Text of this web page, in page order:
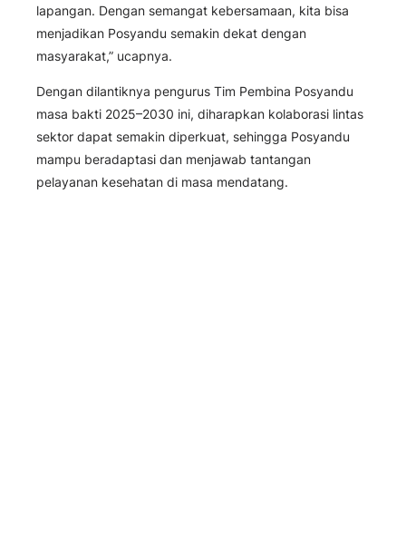
lapangan. Dengan semangat kebersamaan, kita bisa
menjadikan Posyandu semakin dekat dengan
masyarakat,” ucapnya.
Dengan dilantiknya pengurus Tim Pembina Posyandu
masa bakti 2025–2030 ini, diharapkan kolaborasi lintas
sektor dapat semakin diperkuat, sehingga Posyandu
mampu beradaptasi dan menjawab tantangan
pelayanan kesehatan di masa mendatang.